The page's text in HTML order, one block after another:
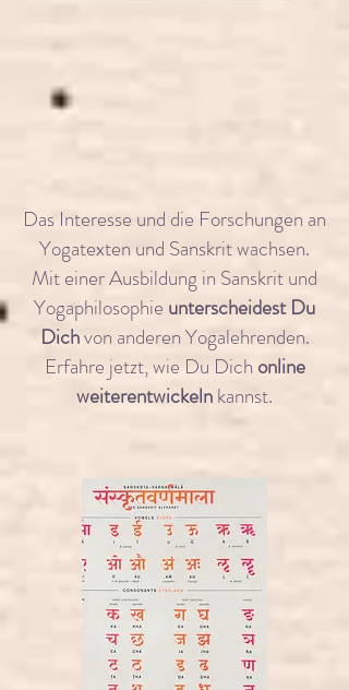
Das Interesse und die Forschungen an
Yogatexten und Sanskrit wachsen.
Mit einer Ausbildung in Sanskrit und
Yogaphilosophie unterscheidest Du
Dichvon anderen Yogalehrenden.
Erfahre jetzt, wie Du Dich online
weiterentwickelnkannst.